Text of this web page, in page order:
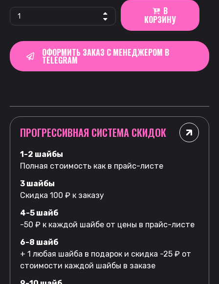
В
КОРЗИНУ
ОФОРМИТЬ ЗАКАЗ С МЕНЕДЖЕРОМ В
TELEGRAM
ПРОГРЕССИВНАЯ СИСТЕМА СКИДОК
1-2 шайбы
Полная стоимость как в прайс-листе
3 шайбы
Скидка 100 ₽ к заказу
4-5 шайб
-50 ₽ к каждой шайбе от цены в прайс-листе
6-8 шайб
+ 1 любая шайба в подарок и скидка -25 ₽ от
стоимости каждой шайбы в заказе